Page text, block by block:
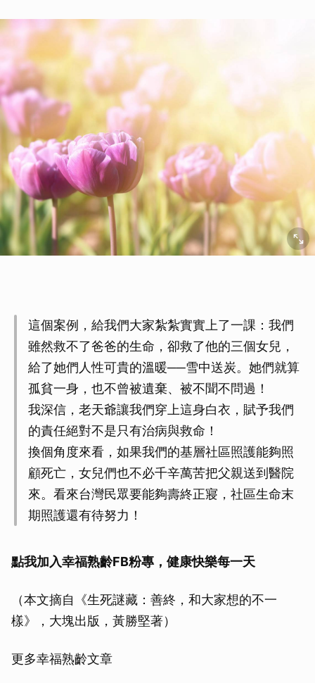
這個案例，給我們大家紮紮實實上了一課：我們
雖然救不了爸爸的生命，卻救了他的三個女兒，
給了她們人性可貴的溫暖──雪中送炭。她們就算
孤貧一身，也不曾被遺棄、被不聞不問過！
我深信，老天爺讓我們穿上這身白衣，賦予我們
的責任絕對不是只有治病與救命！
換個角度來看，如果我們的基層社區照護能夠照
顧死亡，女兒們也不必千辛萬苦把父親送到醫院
來。看來台灣民眾要能夠壽終正寢，社區生命末
期照護還有待努力！
點我加入幸福熟齡FB粉專，健康快樂每一天
（本文摘自《生死謎藏：善終，和大家想的不一
樣》，大塊出版，黃勝堅著）
更多幸福熟齡文章